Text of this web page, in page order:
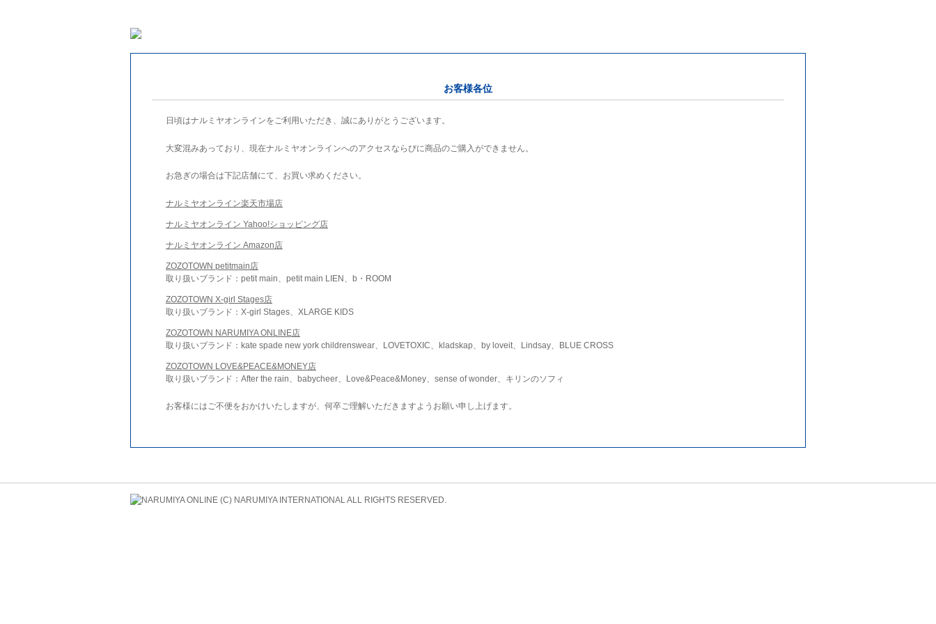
お客様各位
日頃はナルミヤオンラインをご利用いただき、誠にありがとうございます。
大変混みあっており、現在ナルミヤオンラインへのアクセスならびに商品のご購入ができません。
お急ぎの場合は下記店舗にて、お買い求めください。
ナルミヤオンライン楽天市場店
ナルミヤオンライン Yahoo!ショッピング店
ナルミヤオンライン Amazon店
ZOZOTOWN petitmain店
取り扱いブランド：petit main、petit main LIEN、b・ROOM
ZOZOTOWN X-girl Stages店
取り扱いブランド：X-girl Stages、XLARGE KIDS
ZOZOTOWN NARUMIYA ONLINE店
取り扱いブランド：kate spade new york childrenswear、LOVETOXIC、kladskap、by loveit、Lindsay、BLUE CROSS
ZOZOTOWN LOVE&PEACE&MONEY店
取り扱いブランド：After the rain、babycheer、Love&Peace&Money、sense of wonder、キリンのソフィ
お客様にはご不便をおかけいたしますが、何卒ご理解いただきますようお願い申し上げます。